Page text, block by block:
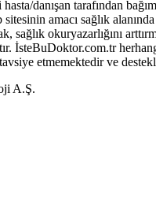
danışan tarafından
amacı sağlık
sağlık okuryazarlığını
İsteBuDoktor.com.tr
tavsiye etmemektedir ve
A.Ş.